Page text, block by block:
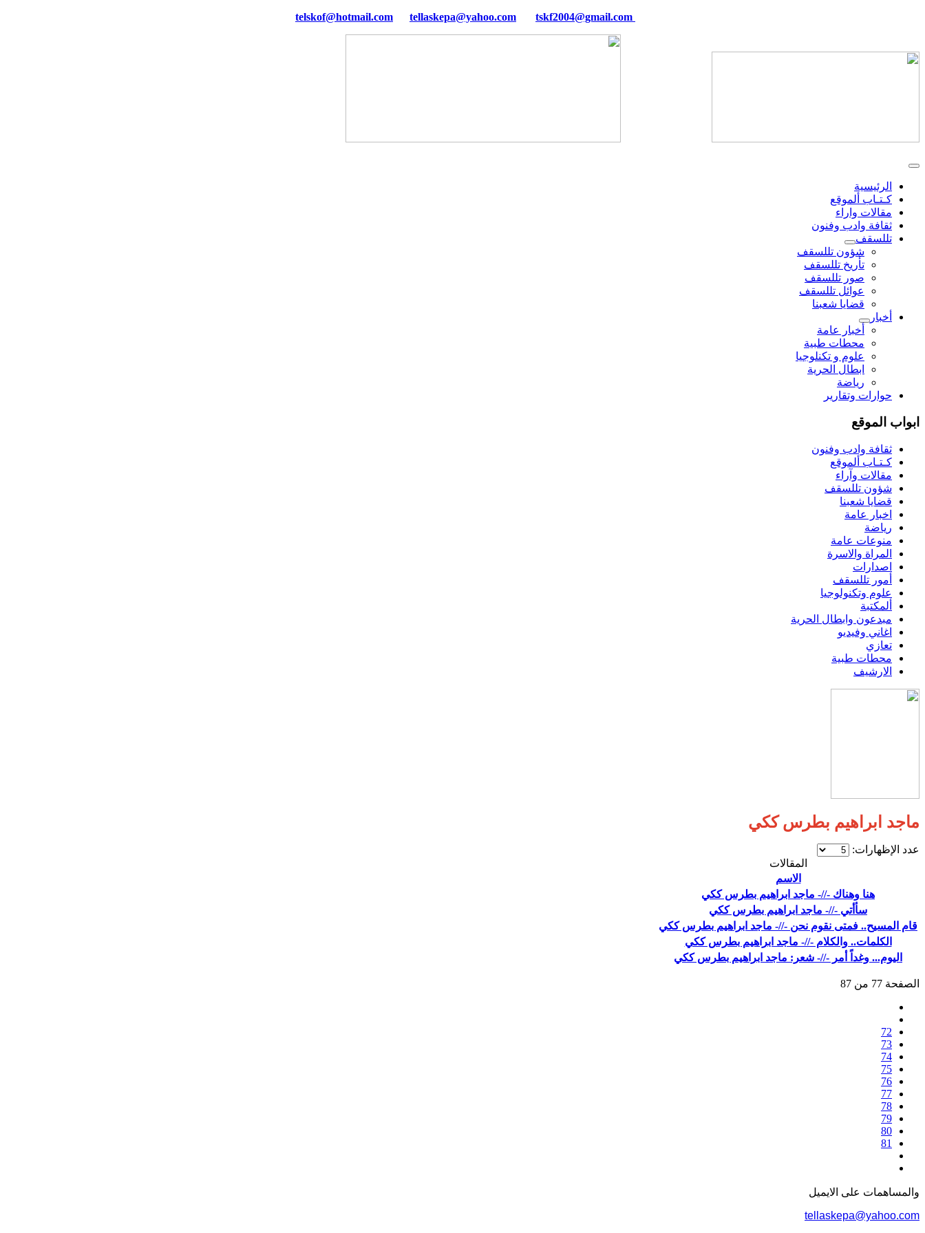
tellaskepa@yahoo.com tskf2004@gmail.com
الرئيسية
كـتـاب ألموقع
مقالات واراء
ثقافة وادب وفنون
تللسقف
شؤون تللسقف
تأريخ تللسقف
صور تللسقف
عوائل تللسقف
قضايا شعبنا
أخبار
أخبار عامة
محطات طبية
علوم و تکنلوجیا
ابطال الحرية
رياضة
حوارات وتقارير
ابواب الموقع
ثقافة وادب وفنون
كـتـاب ألموقع
مقالات وآراء
شؤون تللسقف
قضايا شعبنا
اخبار عامة
رياضة
منوعات عامة
المراة والاسرة
اصدارات
أمور تللسقف
علوم وتكنولوجيا
ألمكتبة
مبدعون وابطال الحرية
اغاني وفيديو
تعازي
محطات طبية
الارشيف
ماجد ابراهيم بطرس ككي
عدد الإظهارات:
المقالات
الاسم
هنا وهناك -//- ماجد ابراهيم بطرس ككي
سأأتي -//- ماجد ابراهيم بطرس ككي
قام المسيح.. فمتى نقوم نحن -//- ماجد ابراهيم بطرس ككي
الكلمات.. والكلام -//- ماجد ابراهيم بطرس ككي
اليوم... وغداً أمر -//- شعر: ماجد ابراهيم بطرس ككي
الصفحة 77 من 87
72
73
74
75
76
77
78
79
80
81
والمساهمات علی الایمیل
tellaskepa@yahoo.com